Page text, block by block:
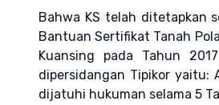
Bahwa KS telah ditetapkan
Bantuan Sertifikat Tanah
Kuansing pada Tahun
dipersidangan Tipikor yaitu:
dijatuhi hukuman selama 5